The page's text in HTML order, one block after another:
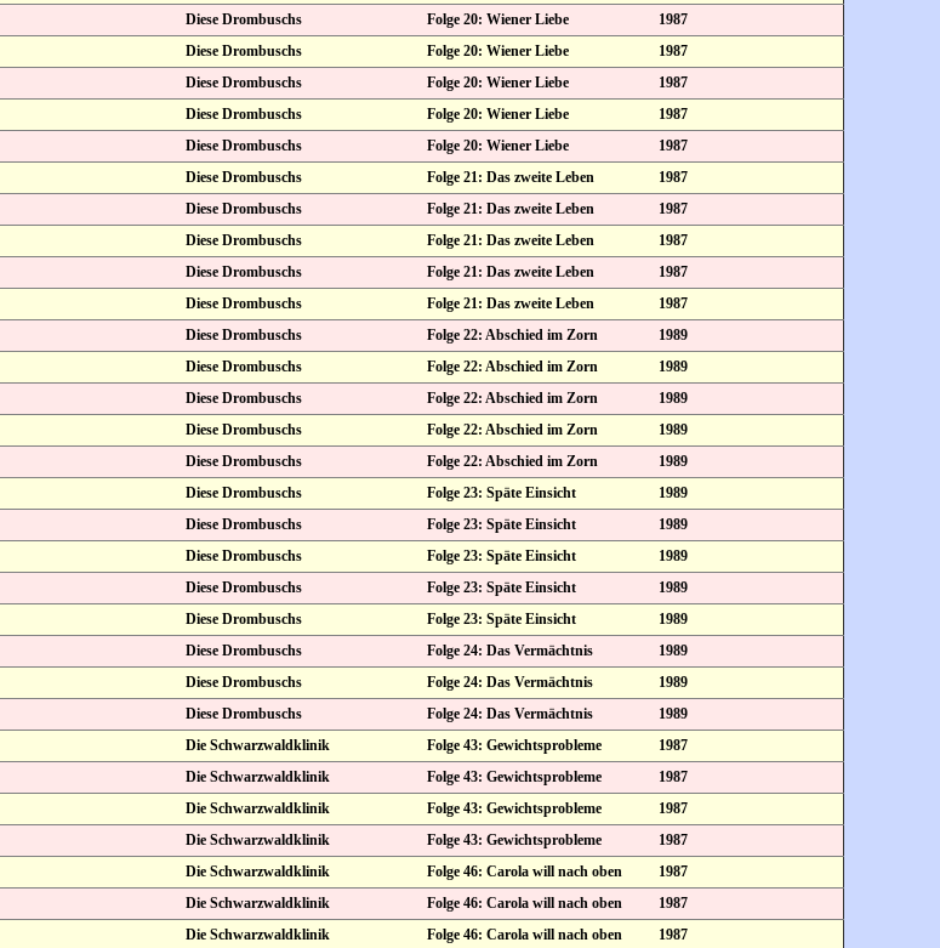
Diese Drombuschs Folge 20: Wiener Liebe
1987
Diese Drombuschs Folge 20: Wiener Liebe
1987
Diese Drombuschs Folge 20: Wiener Liebe
1987
Diese Drombuschs Folge 20: Wiener Liebe
1987
Diese Drombuschs Folge 20: Wiener Liebe
1987
Diese Drombuschs Folge 21: Das zweite Leben
1987
Diese Drombuschs Folge 21: Das zweite Leben
1987
Diese Drombuschs Folge 21: Das zweite Leben
1987
Diese Drombuschs Folge 21: Das zweite Leben
1987
Diese Drombuschs Folge 21: Das zweite Leben
1987
Diese Drombuschs Folge 22: Abschied im Zorn
1989
Diese Drombuschs Folge 22: Abschied im Zorn
1989
Diese Drombuschs Folge 22: Abschied im Zorn
1989
Diese Drombuschs Folge 22: Abschied im Zorn
1989
Diese Drombuschs Folge 22: Abschied im Zorn
1989
Diese Drombuschs Folge 23: Späte Einsicht
1989
Diese Drombuschs Folge 23: Späte Einsicht
1989
Diese Drombuschs Folge 23: Späte Einsicht
1989
Diese Drombuschs Folge 23: Späte Einsicht
1989
Diese Drombuschs Folge 23: Späte Einsicht
1989
Diese Drombuschs Folge 24: Das Vermächtnis
1989
Diese Drombuschs Folge 24: Das Vermächtnis
1989
Diese Drombuschs Folge 24: Das Vermächtnis
1989
Die Schwarzwaldklinik Folge 43: Gewichtsprobleme
1987
Die Schwarzwaldklinik Folge 43: Gewichtsprobleme
1987
Die Schwarzwaldklinik Folge 43: Gewichtsprobleme
1987
Die Schwarzwaldklinik Folge 43: Gewichtsprobleme
1987
Die Schwarzwaldklinik Folge 46: Carola will nach oben
1987
Die Schwarzwaldklinik Folge 46: Carola will nach oben
1987
Die Schwarzwaldklinik Folge 46: Carola will nach oben 1987